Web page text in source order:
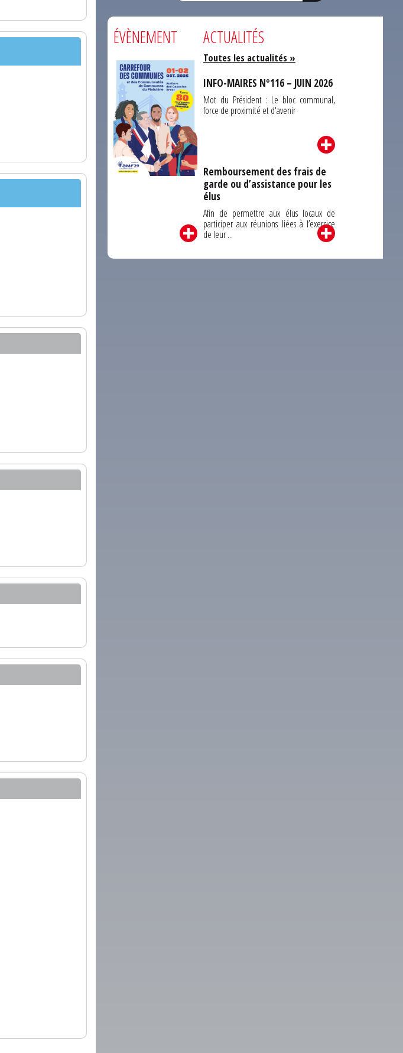
ÉVÈNEMENT ACTUALITÉS
Toutes les actualités »
INFO-MAIRES N°116 – JUIN 2026
Mot du Président : Le bloc communal,
force de proximité et d'avenir
Remboursement des frais de
garde ou d’assistance pour les
élus
Afin de permettre aux élus locaux de
participer aux réunions liées à l’exercice
de leur ...